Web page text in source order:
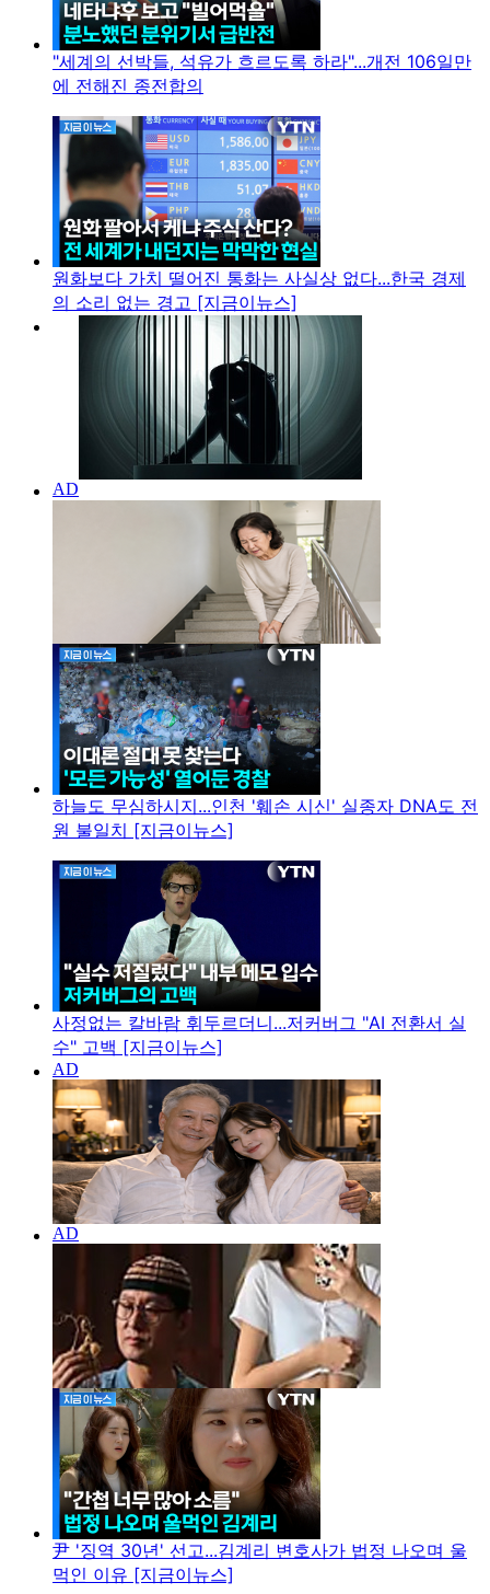
"세계의 선박들, 석유가 흐르도록 하라"...개전 106일만
에 전해진 종전합의
원화보다 가치 떨어진 통화는 사실상 없다...한국 경제
의 소리 없는 경고 [지금이뉴스]
하늘도 무심하시지...인천 '훼손 시신' 실종자 DNA도 전
원 불일치 [지금이뉴스]
사정없는 칼바람 휘두르더니...저커버그 "AI 전환서 실
수" 고백 [지금이뉴스]
尹 '징역 30년' 선고...김계리 변호사가 법정 나오며 울
먹인 이유 [지금이뉴스]